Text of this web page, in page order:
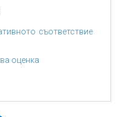
съответствие
оценка